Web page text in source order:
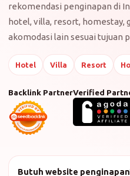
rekomendasi penginapan di
hotel, villa, resort, homestay,
akomodasi lain sesuai tujuan
Hotel Villa Resort
Backlink PartnerVerified
Butuh website